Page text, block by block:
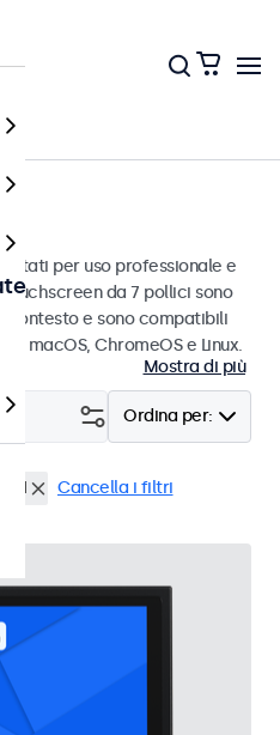
per uso professionale e
da 7 pollici sono
contesto e sono compatibili
macOS, ChromeOS e Linux.
Mostra di più
Ordina per:
Cancella i filtri